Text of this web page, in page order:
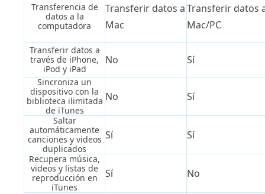
Transferencia de
datos a la
computadora
Transferir datos a
Mac
Transferir datos
Mac/PC
Transferir datos a
través de iPhone,
iPod y iPad
No Sí
Sincroniza un
dispositivo con la
biblioteca ilimitada
de iTunes
No Sí
Saltar
automáticamente
canciones y videos
duplicados
Sí Sí
Recupera música,
videos y listas de
reproducción en
iTunes
Sí No